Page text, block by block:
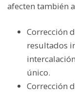
afecten también
Corrección
resultados
único.
Corrección